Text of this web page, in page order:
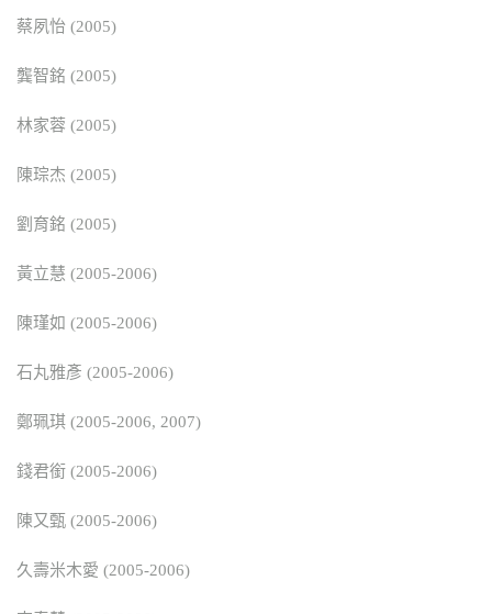
蔡夙怡 (2005)
龔智銘 (2005)
林家蓉 (2005)
陳琮杰 (2005)
劉育銘 (2005)
黃立慧 (2005-2006)
陳瑾如 (2005-2006)
石丸雅彥 (2005-2006)
鄭珮琪 (2005-2006, 2007)
錢君銜 (2005-2006)
陳又甄 (2005-2006)
久壽米木愛 (2005-2006)